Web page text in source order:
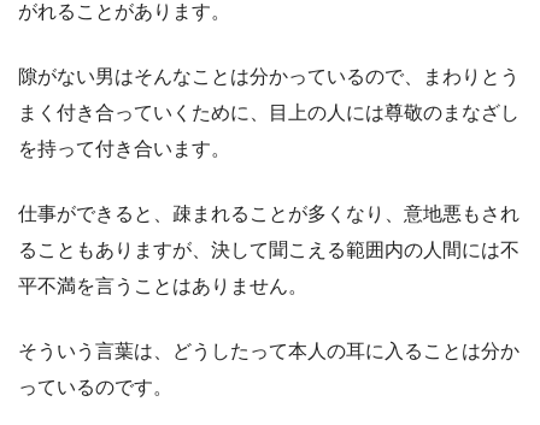
がれることがあります。
隙がない男はそんなことは分かっているので、まわりとう
まく付き合っていくために、目上の人には尊敬のまなざし
を持って付き合います。
仕事ができると、疎まれることが多くなり、意地悪もされ
ることもありますが、決して聞こえる範囲内の人間には不
平不満を言うことはありません。
そういう言葉は、どうしたって本人の耳に入ることは分か
っているのです。